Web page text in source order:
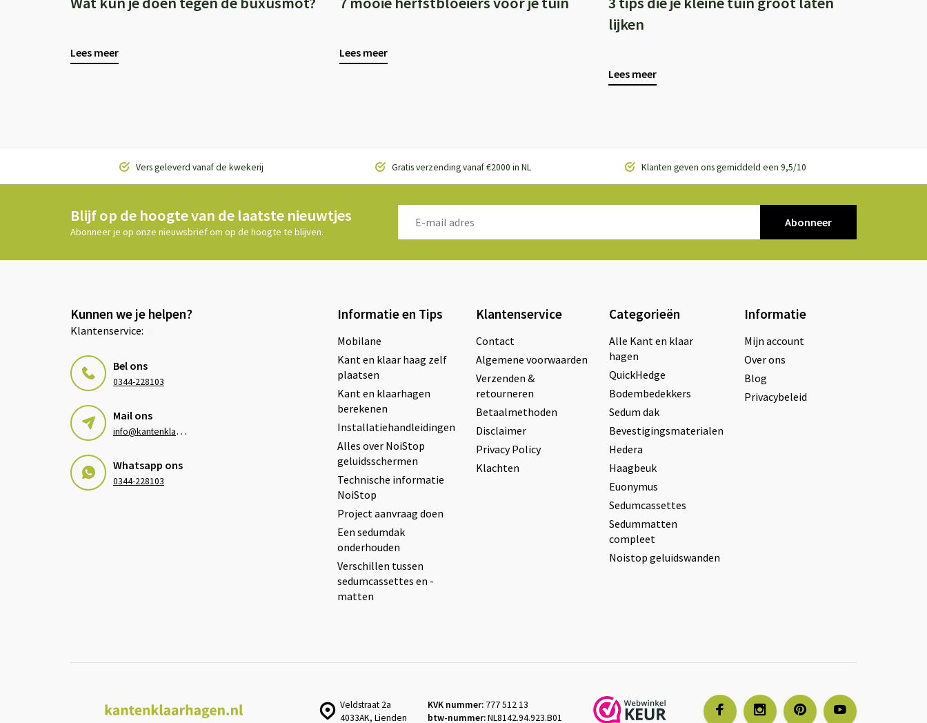
Lees meer Lees meer
lijken
Lees meer
Vers geleverd vanaf de kwekerij Gratis verzending vanaf €2000 in NL Klanten geven ons gemiddeld een 9,5/10
Blijf op de hoogte van de laatste nieuwtjes
Abonneer je op onze nieuwsbrief om op de hoogte te blijven.
Abonneer
Kunnen we je helpen?
Klantenservice:
Bel ons
0344-228103
Mail ons
i
nfo@kantenklaarhagen.nl
Whatsapp ons
0344-228103
Informatie en Tips
Mobilane
Kant en klaar haag zelf
plaatsen
Kant en klaarhagen
berekenen
Installatiehandleidingen
Alles over NoiStop
geluidsschermen
Technische informatie
NoiStop
Project aanvraag doen
Een sedumdak
onderhouden
Verschillen tussen
sedumcassettes en -
matten
Klantenservice
Contact
Algemene voorwaarden
Verzenden &
retourneren
Betaalmethoden
Disclaimer
Privacy Policy
Klachten
Categorieën
Alle Kant en klaar
hagen
QuickHedge
Bodembedekkers
Sedum dak
Bevestigingsmaterialen
Hedera
Haagbeuk
Euonymus
Sedumcassettes
Sedummatten
compleet
Noistop geluidswanden
Informatie
Mijn account
Over ons
Blog
Privacybeleid
Veldstraat 2a
4033AK, Lienden
KVK nummer: 777 512 13
btw-nummer:NL8142.94.923.B01